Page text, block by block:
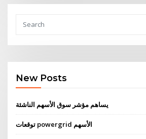
New Posts
يساهم مؤشر سوق الأسهم الناشئة
توقعات powergrid الأسهم